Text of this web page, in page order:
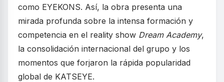
como EYEKONS. Así, la obra presenta una
mirada profunda sobre la intensa formación y
competencia en el reality show Dream Academy,
la consolidación internacional del grupo y los
momentos que forjaron la rápida popularidad
global de KATSEYE.